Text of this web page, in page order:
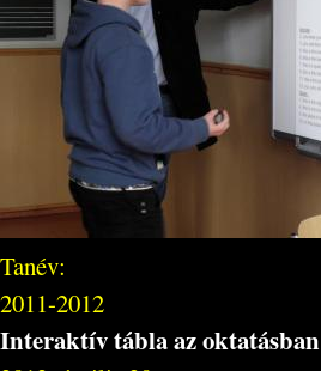
Tanév:
2011-2012
Interaktív tábla az oktatásban